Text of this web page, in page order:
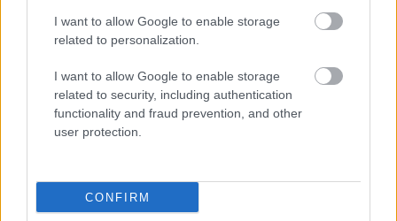
I want to allow Google to enable storage
related to personalization.
I want to allow Google to enable storage
related to security, including authentication
functionality and fraud prevention, and other
user protection.
CONFIRM
goles para recibir buenas valoraciones, ya que es capaz de
aportar en otros apartados ofensivos como ocasiones
En los dos partidos de Liga que ha disputado sumó 12
puntos y eso que no disparó a puerta. Su efectividad en los
regates (100% completados) y pases clave (1.5) están
realmente buenas.